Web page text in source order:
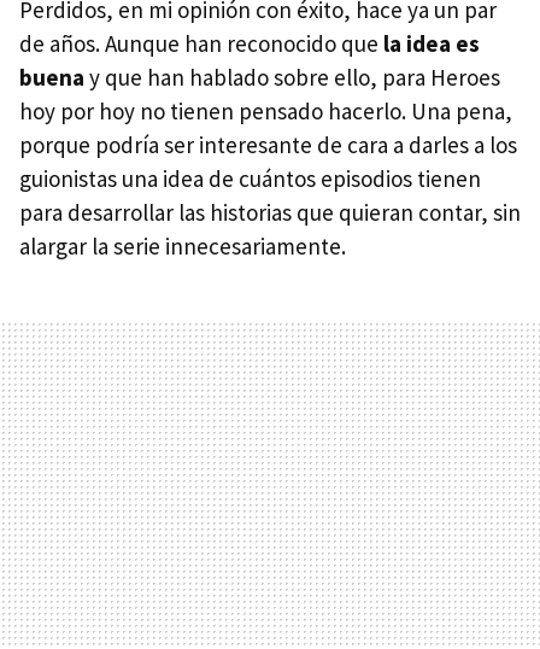
Perdidos, en mi opinión con éxito, hace ya un par
de años. Aunque han reconocido que la idea es
buena y que han hablado sobre ello, para Heroes
hoy por hoy no tienen pensado hacerlo. Una pena,
porque podría ser interesante de cara a darles a los
guionistas una idea de cuántos episodios tienen
para desarrollar las historias que quieran contar, sin
alargar la serie innecesariamente.